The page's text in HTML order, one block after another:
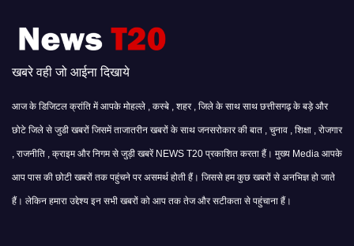
खबरे वही जो आईना दिखाये
आज के डिजिटल क्रांति में आपके मोहल्ले , कस्बे , शहर , जिले के साथ साथ छत्तीसगढ़ के बड़े और
छोटे जिले से जुडी खबरों जिसमें ताजातरीन खबरों के साथ जनसरोकार की बात , चुनाव , शिक्षा , रोजगार
, राजनीति , क्राइम और निगम से जुड़ी खबरें NEWS T20 प्रकाशित करता हैं। मुख्य Media आपके
आप पास की छोटी खबरों तक पहुंचने पर असमर्थ होती हैं। जिससे हम कुछ खबरों से अनभिज्ञ हो जाते
हैं। लेकिन हमारा उद्देश्य इन सभी खबरों को आप तक तेज और सटीकता से पहुंचाना हैं।